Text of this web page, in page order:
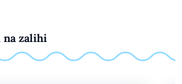
zalihi